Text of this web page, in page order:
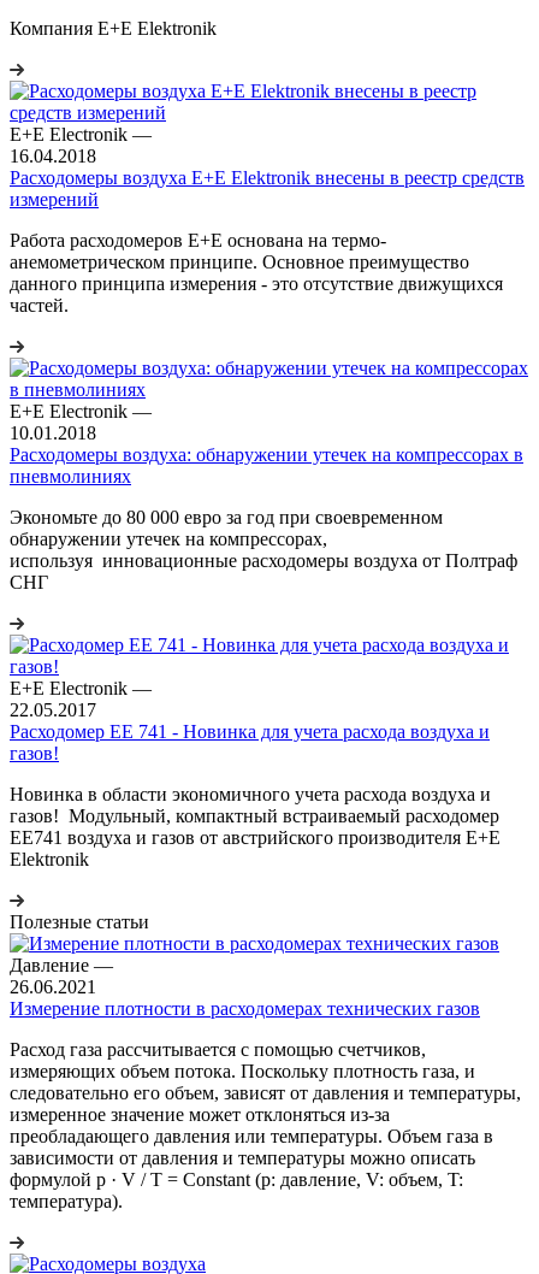
Компания E+E Elektronik
E+E Electronik —
16.04.2018
Расходомеры воздуха E+E Elektronik внесены в реестр средств
измерений
Работа расходомеров E+E основана на термо-
анемометрическом принципе. Основное преимущество
данного принципа измерения - это отсутствие движущихся
частей.
E+E Electronik —
10.01.2018
Расходомеры воздуха: обнаружении утечек на компрессорах в
пневмолиниях
Экономьте до 80 000 евро за год при своевременном
обнаружении утечек на компрессорах,
используя инновационные расходомеры воздуха от Полтраф
СНГ
E+E Electronik —
22.05.2017
Расходомер EE 741 - Новинка для учета расхода воздуха и
газов!
Новинка в области экономичного учета расхода воздуха и
газов! Модульный, компактный встраиваемый расходомер
EE741 воздуха и газов от австрийского производителя Е+Е
Elektronik
Полезные статьи
Давление —
26.06.2021
Измерение плотности в расходомерах технических газов
Расход газа рассчитывается с помощью счетчиков,
измеряющих объем потока. Поскольку плотность газа, и
следовательно его объем, зависят от давления и температуры,
измеренное значение может отклоняться из-за
преобладающего давления или температуры. Объем газа в
зависимости от давления и температуры можно описать
формулой p · V / T = Constant (p: давление, V: объем, T:
температура).